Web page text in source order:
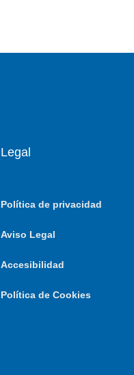
Legal
Política de privacidad
Aviso Legal
Accesibilidad
Política de Cookies